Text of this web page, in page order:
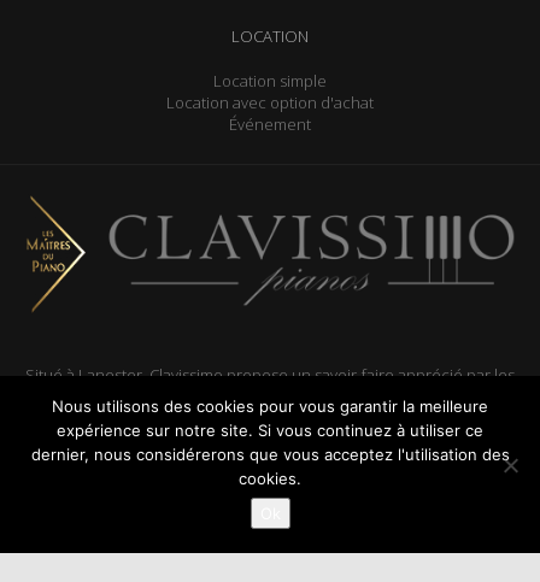
LOCATION
Location simple
Location avec option d'achat
Événement
Situé à Lanester, Clavissimo propose un savoir-faire apprécié par les
pianistes amateurs et professionnels, les particuliers et les
collectivités, dans le Morbihan et le Finistère.
Mentions légales|Plan du site
Nous utilisons des cookies pour vous garantir la meilleure
expérience sur notre site. Si vous continuez à utiliser ce
dernier, nous considérerons que vous acceptez l'utilisation des
cookies.